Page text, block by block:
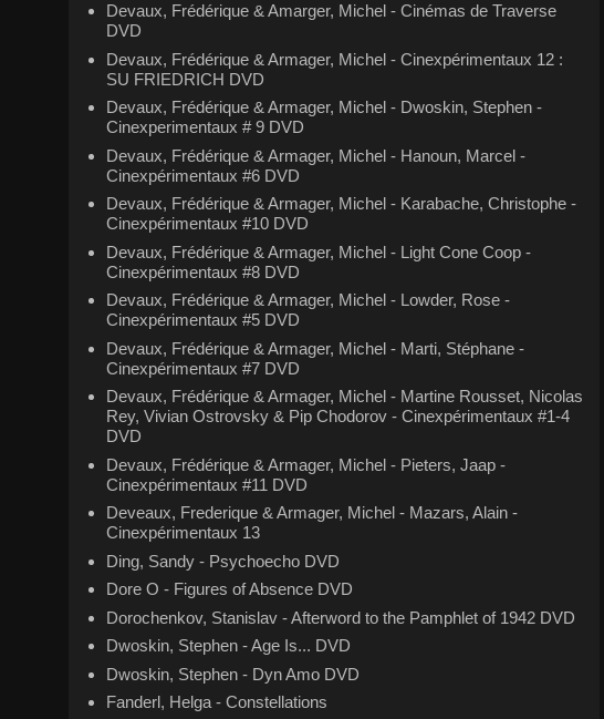
Devaux, Frédérique & Amarger, Michel - Cinémas de Traverse
DVD
Devaux, Frédérique & Armager, Michel - Cinexpérimentaux 12 :
SU FRIEDRICH DVD
Devaux, Frédérique & Armager, Michel - Dwoskin, Stephen -
Cinexperimentaux # 9 DVD
Devaux, Frédérique & Armager, Michel - Hanoun, Marcel -
Cinexpérimentaux #6 DVD
Devaux, Frédérique & Armager, Michel - Karabache, Christophe -
Cinexpérimentaux #10 DVD
Devaux, Frédérique & Armager, Michel - Light Cone Coop -
Cinexpérimentaux #8 DVD
Devaux, Frédérique & Armager, Michel - Lowder, Rose -
Cinexpérimentaux #5 DVD
Devaux, Frédérique & Armager, Michel - Marti, Stéphane -
Cinexpérimentaux #7 DVD
Devaux, Frédérique & Armager, Michel - Martine Rousset, Nicolas
Rey, Vivian Ostrovsky & Pip Chodorov - Cinexpérimentaux #1-4
DVD
Devaux, Frédérique & Armager, Michel - Pieters, Jaap -
Cinexpérimentaux #11 DVD
Deveaux, Frederique & Armager, Michel - Mazars, Alain -
Cinexpérimentaux 13
Ding, Sandy - Psychoecho DVD
Dore O - Figures of Absence DVD
Dorochenkov, Stanislav - Afterword to the Pamphlet of 1942 DVD
Dwoskin, Stephen - Age Is... DVD
Dwoskin, Stephen - Dyn Amo DVD
Fanderl, Helga - Constellations